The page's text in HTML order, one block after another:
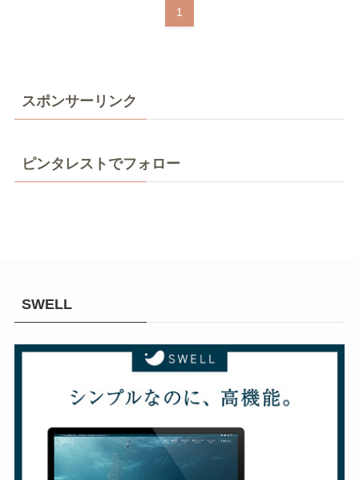
1
スポンサーリンク
ピンタレストでフォロー
SWELL